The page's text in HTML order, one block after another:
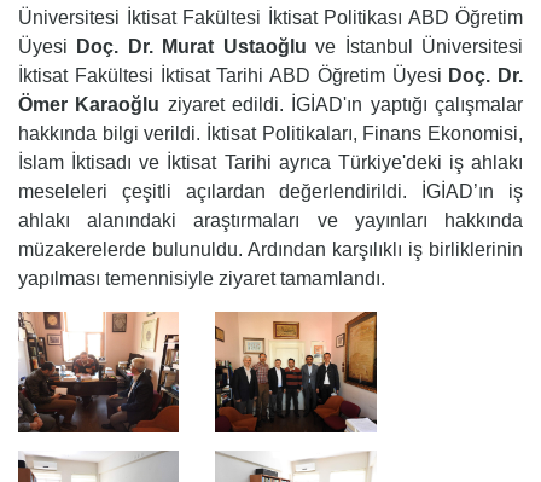
Üniversitesi İktisat Fakültesi İktisat Politikası ABD Öğretim
Üyesi
Doç. Dr. Murat Ustaoğlu ve İstanbul Üniversitesi
İktisat Fakültesi İktisat Tarihi ABD Öğretim Üyesi Doç. Dr.
Ömer Karaoğlu ziyaret edildi.
İGİAD'ın yaptığı çalışmalar
hakkında bilgi verildi. İktisat Politikaları, Finans Ekonomisi,
İslam İktisadı ve İktisat Tarihi ayrıca Türkiye'deki iş ahlakı
meseleleri çeşitli açılardan değerlendirildi. İGİAD’ın iş
ahlakı alanındaki araştırmaları ve yayınları hakkında
müzakerelerde bulunuldu. Ardından karşılıklı iş birliklerinin
yapılması temennisiyle ziyaret tamamlandı.